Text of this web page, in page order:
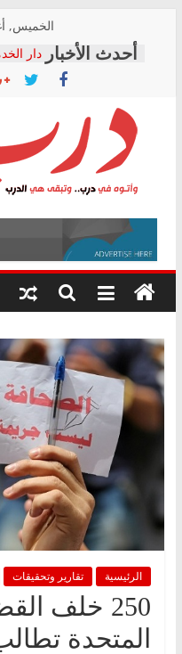
content
الخميس,
دار
بعد
أين؟
حزب
في
ودعم
إنشاء
المجلس
قرينة
درب
وأتوه
درب..
وتبقى
هي
الرئيسية تقارير وتحقيقات
250 خلف
المتحدة